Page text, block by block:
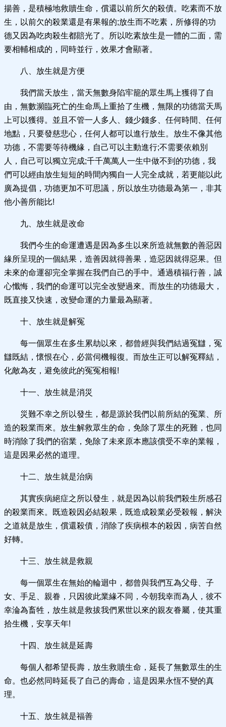
揚善，是積極地救贖生命，償還以前所欠的殺債。吃素而不放
生，以前欠的殺業還是有果報的;放生而不吃素，所修得的功
德又因為吃肉殺生都賠光了。所以吃素放生是一體的二面，需
要相輔相成的，同時並行，效果才會顯著。
八、放生就是方便
我們當天放生，當天無數身陷牢籠的眾生馬上獲得了自
由，無數瀕臨死亡的生命馬上重拾了生機，無限的功德當天馬
上可以獲得。並且不管一人多人、錢少錢多、任何時間、任何
地點，只要發慈悲心，任何人都可以進行放生。放生不像其他
功德，不需要等待機緣，自己可以主動進行;不需要依賴別
人，自己可以獨立完成;千千萬萬人一生中做不到的功德，我
們可以經由放生短短的時間內獨自一人完全成就，若更能以此
廣為提倡，功德更加不可思議，所以放生功德最為第一，非其
他小善所能比!
九、放生就是改命
我們今生的命運遭遇是因為多生以來所造就無數的善惡因
緣所呈現的一個結果，造善因就得善果，造惡因就得惡果。但
未來的命運卻完全掌握在我們自己的手中。通過積福行善，誠
心懺悔，我們的命運可以完全改變過來。而放生的功德最大，
既直接又快速，改變命運的力量最為顯著。
十、放生就是解冤
每一個眾生在多生累劫以來，都曾經與我們結過冤讎，冤
讎既結，懷恨在心，必當伺機報復。而放生正可以解冤釋結，
化敵為友，避免彼此的冤冤相報!
十一、放生就是消災
災難不幸之所以發生，都是源於我們以前所結的冤業、所
造的殺業而來。放生解救眾生的命，免除了眾生的死難，也同
時消除了我們的宿業，免除了未來原本應該償受不幸的業報，
這是因果必然的道理。
十二、放生就是治病
其實疾病絕症之所以發生，就是因為以前我們殺生所感召
的殺業而來。既造殺因必結殺果，既造成殺業必受殺報，解決
之道就是放生，償還殺債，消除了疾病根本的殺因，病苦自然
好轉。
十三、放生就是救親
每一個眾生在無始的輪迴中，都曾與我們互為父母、子
女、手足、親眷，只因彼此業緣不同，今朝我幸而為人，彼不
幸淪為畜牲，放生就是救拔我們累世以來的親友眷屬，使其重
拾生機，安享天年!
十四、放生就是延壽
每個人都希望長壽，放生救贖生命，延長了無數眾生的生
命。也必然同時延長了自己的壽命，這是因果永恆不變的真
理。
十五、放生就是福善